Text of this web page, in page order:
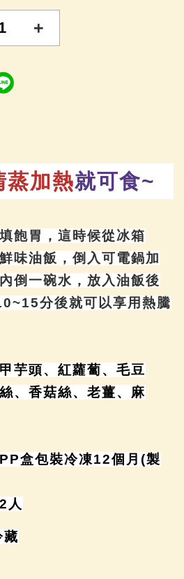
+
蒸加熱就可食~
飽胃，這時候從冰箱
味油飯，倒入可電鍋加
倒一碗水，放入油飯後
分後就可以享用熱騰
芋頭、紅蘿蔔、毛豆
、香菇絲、老薑、麻
盒包裝冷凍12個月(製
人
藏